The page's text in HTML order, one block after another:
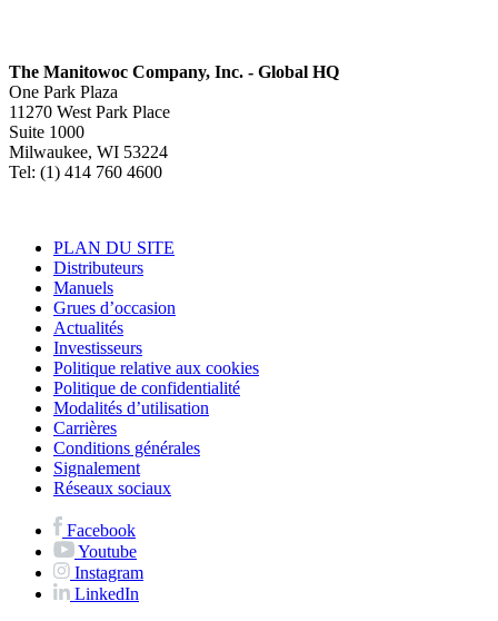
The Manitowoc Company, Inc. - Global HQ
One Park Plaza
11270 West Park Place
Suite 1000
Milwaukee, WI 53224
Tel: (1) 414 760 4600
PLAN DU SITE
Distributeurs
Manuels
Grues d’occasion
Actualités
Investisseurs
Politique relative aux cookies
Politique de confidentialité
Modalités d’utilisation
Carrières
Conditions générales
Signalement
Réseaux sociaux
Facebook
Youtube
Instagram
LinkedIn